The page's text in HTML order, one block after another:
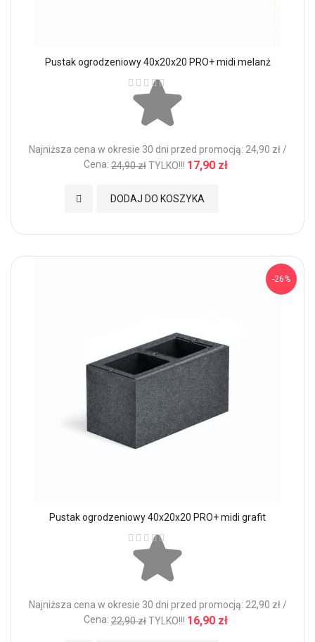
Pustak ogrodzeniowy 40x20x20 PRO+ midi melanż
Ocena:
Najniższa cena w okresie 30 dni przed promocją: 24,90 zł /
Cena: 24,90 złTYLKO!!! 17,90 zł
DODAJ DO KOSZYKA
Dodaj do Ulubionych
-26%
Pustak ogrodzeniowy 40x20x20 PRO+ midi grafit
Ocena:
Najniższa cena w okresie 30 dni przed promocją: 22,90 zł /
Cena: 22,90 złTYLKO!!! 16,90 zł